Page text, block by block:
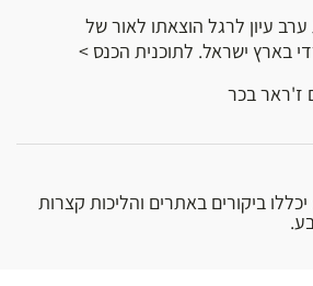
עיון לרגל הוצאתו לאור של
בארץ ישראל. לתוכנית הכנס >
ז'ראר בכר
ביקורים באתרים והליכות קצרות